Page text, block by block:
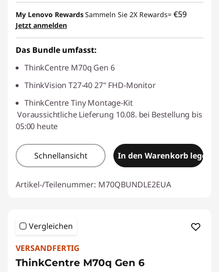
eCoupon-Rabatt :-€ 102,96
eCoupon :THINKDEAL
My Lenovo RewardsSammeln Sie 2X Rewards= €59
Jetzt anmelden
Das Bundle umfasst:
ThinkCentre M70q Gen 6
ThinkVision T27-40 27" FHD-Monitor
ThinkCentre Tiny Montage-Kit
Voraussichtliche Lieferung 10.08. bei Bestellung bis
05:00 heute
Schnellansicht In den Warenkorb legen
Artikel-/Teilenummer: M70QBUNDLE2EUA
Vergleichen
VERSANDFERTIG
ThinkCentre M70q Gen 6